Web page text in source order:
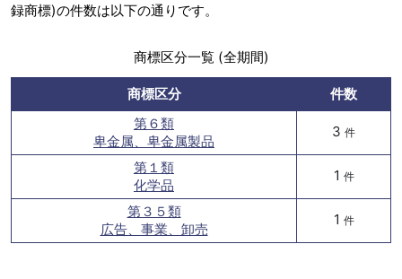
録商標)の件数は以下の通りです。
商標区分一覧 (全期間)
商標区分
件数
第６類
卑金属、卑金属製品
3 件
第１類
化学品
1 件
第３５類
広告、事業、卸売
1 件